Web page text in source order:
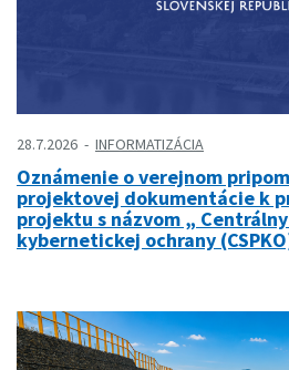
28.7.2026 INFORMATIZÁCIA
Oznámenie o verejnom
projektovej dokumentácie k
projektu s názvom „
kybernetickej ochrany